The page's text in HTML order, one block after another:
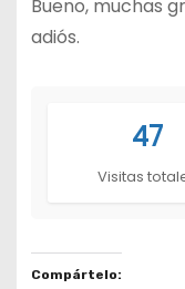
Bueno, muchas
adiós.
47
Visitas
Compártelo: